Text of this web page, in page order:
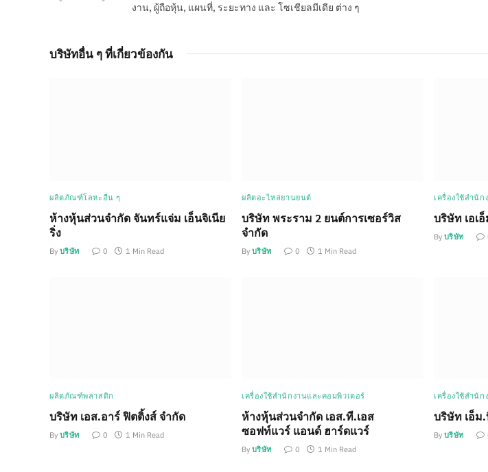
งาน, ผู้ถือหุ้น, แผนที่, ระยะทาง และ โซเชียลมีเดีย ต่าง ๆ
บริษัทอื่น ๆ ที่เกี่ยวข้องกัน
ผลิตภัณฑ์โลหะอื่น ๆ
ห้างหุ้นส่วนจำกัด จันทร์แจ่ม เอ็นจิเนีย
ริ่ง
By บริษัท 0 1 Min Read
ผลิตอะไหล่ยานยนต์
บริษัท พระราม 2 ยนต์การเซอร์วิส
จำกัด
By บริษัท 0 1 Min Read
เครื่องใช้สำนั
บริษัท เอเ
By บริษัท
ผลิตภัณฑ์พลาสติก
บริษัท เอส.อาร์ ฟิตติ้งส์ จำกัด
By บริษัท 0 1 Min Read
เครื่องใช้สำนักงานและคอมพิวเตอร์
ห้างหุ้นส่วนจำกัด เอส.ที.เอส
ซอฟท์แวร์ แอนด์ ฮาร์ดแวร์
By บริษัท 0 1 Min Read
เครื่องใช้สำนั
บริษัท เอ็ม
By บริษัท